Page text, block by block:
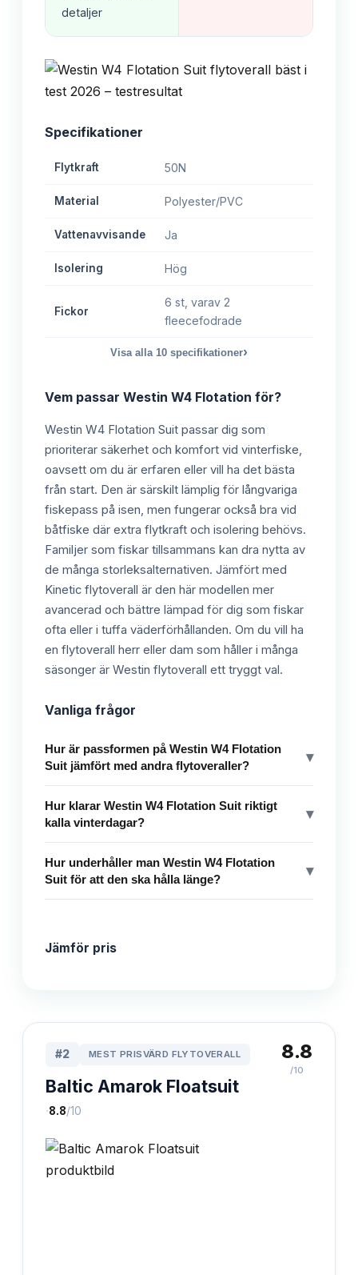
detaljer
Specifikationer
Flytkraft 50N
Material Polyester/PVC
Vattenavvisande Ja
Isolering Hög
Fickor
6 st, varav 2
fleecefodrade
Visa alla 10 specifikationer›
Vem passar Westin W4 Flotation för?
Westin W4 Flotation Suit passar dig som
prioriterar säkerhet och komfort vid vinterfiske,
oavsett om du är erfaren eller vill ha det bästa
från start. Den är särskilt lämplig för långvariga
fiskepass på isen, men fungerar också bra vid
båtfiske där extra flytkraft och isolering behövs.
Familjer som fiskar tillsammans kan dra nytta av
de många storleksalternativen. Jämfört med
Kinetic flytoverall är den här modellen mer
avancerad och bättre lämpad för dig som fiskar
ofta eller i tuffa väderförhållanden. Om du vill ha
en flytoverall herr eller dam som håller i många
säsonger är Westin flytoverall ett tryggt val.
Vanliga frågor
Hur är passformen på Westin W4 Flotation
Suit jämfört med andra flytoveraller?
▾
Hur klarar Westin W4 Flotation Suit riktigt
kalla vinterdagar?
▾
Hur underhåller man Westin W4 Flotation
Suit för att den ska hålla länge?
▾
Jämför pris
#2 MEST PRISVÄRD FLYTOVERALL
Baltic Amarok Floatsuit
·8.8/10
8.8
/10